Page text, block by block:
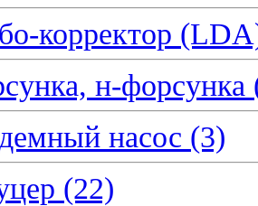
корректор
н-форсунка
насос (3)
(22)